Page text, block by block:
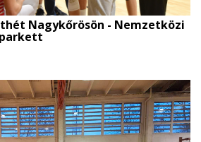
Nagykőrösön - Nemzetközi